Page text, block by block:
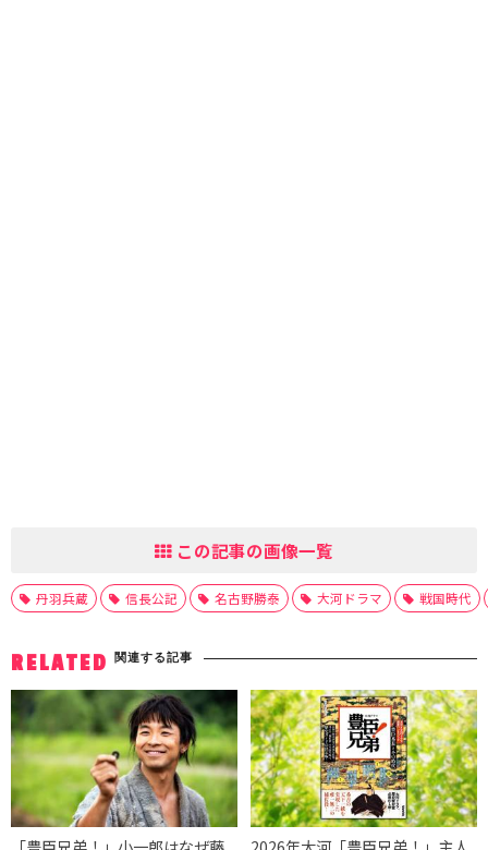
この記事の画像一覧
丹羽兵蔵 信長公記 名古野勝泰 大河ドラマ 戦国時代
RELATED 関連する記事